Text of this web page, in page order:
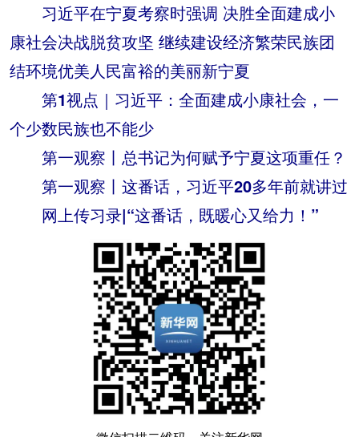
习近平在宁夏考察时强调 决胜全面建成小
康社会决战脱贫攻坚 继续建设经济繁荣民族团
结环境优美人民富裕的美丽新宁夏
第1视点｜习近平：全面建成小康社会，一
个少数民族也不能少
第一观察丨总书记为何赋予宁夏这项重任？
第一观察丨这番话，习近平20多年前就讲过
网上传习录|“这番话，既暖心又给力！”